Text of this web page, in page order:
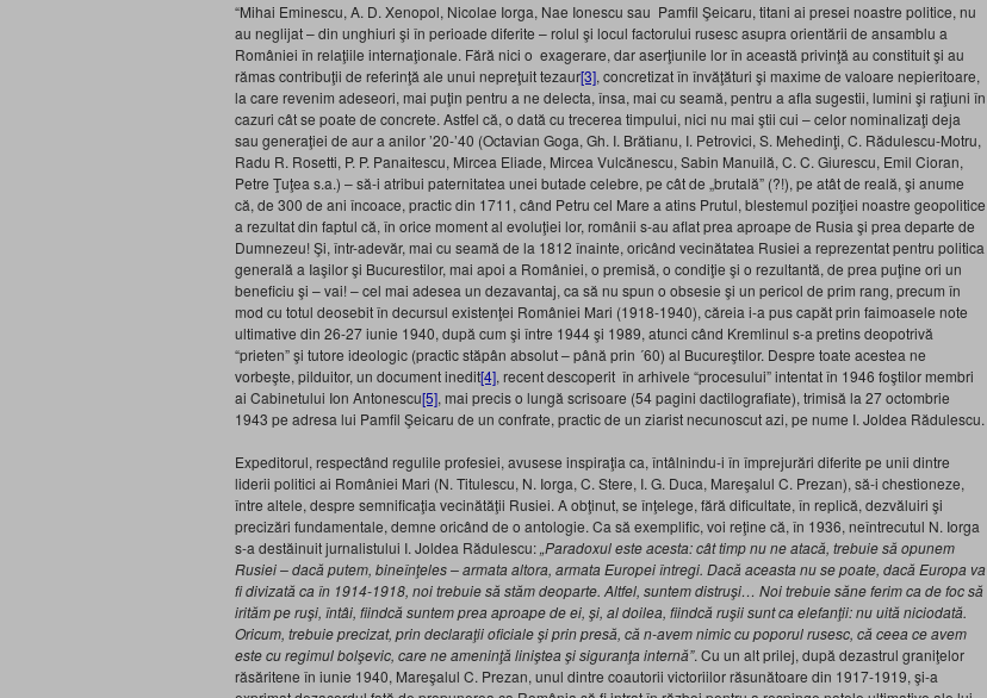
“Mihai Eminescu, A. D. Xenopol, Nicolae Iorga, Nae Ionescu sau Pamfil Şeicaru, titani ai presei noastre politice, nu
au neglijat – din unghiuri şi în perioade diferite – rolul şi locul factorului rusesc asupra orientării de ansamblu a
României în relaţiile internaţionale. Fără nici o exagerare, dar aserţiunile lor în această privinţă au constituit şi au
rămas contribuţii de referinţă ale unui nepreţuit tezaur[3], concretizat în învăţături şi maxime de valoare nepieritoare,
la care revenim adeseori, mai puţin pentru a ne delecta, însa, mai cu seamă, pentru a afla sugestii, lumini şi raţiuni în
cazuri cât se poate de concrete. Astfel că, o dată cu trecerea timpului, nici nu mai ştii cui – celor nominalizaţi deja
sau generaţiei de aur a anilor ’20-’40 (Octavian Goga, Gh. I. Brătianu, I. Petrovici, S. Mehedinţi, C. Rădulescu-Motru,
Radu R. Rosetti, P. P. Panaitescu, Mircea Eliade, Mircea Vulcănescu, Sabin Manuilă, C. C. Giurescu, Emil Cioran,
Petre Ţuţea s.a.) – să-i atribui paternitatea unei butade celebre, pe cât de „brutală” (?!), pe atât de reală, şi anume
că, de 300 de ani încoace, practic din 1711, când Petru cel Mare a atins Prutul, blestemul poziţiei noastre geopolitice
a rezultat din faptul că, în orice moment al evoluţiei lor, românii s-au aflat prea aproape de Rusia şi prea departe de
Dumnezeu! Şi, într-adevăr, mai cu seamă de la 1812 înainte, oricând vecinătatea Rusiei a reprezentat pentru politica
generală a Iaşilor şi Bucurestilor, mai apoi a României, o premisă, o condiţie şi o rezultantă, de prea puţine ori un
beneficiu şi – vai! – cel mai adesea un dezavantaj, ca să nu spun o obsesie şi un pericol de prim rang, precum în
mod cu totul deosebit în decursul existenţei României Mari (1918-1940), căreia i-a pus capăt prin faimoasele note
ultimative din 26-27 iunie 1940, după cum şi între 1944 şi 1989, atunci când Kremlinul s-a pretins deopotrivă
“prieten” şi tutore ideologic (practic stăpân absolut – până prin ´60) al Bucureştilor. Despre toate acestea ne
vorbeşte, pilduitor, un document inedit[4], recent descoperit în arhivele “procesului” intentat în 1946 foştilor membri
ai Cabinetului Ion Antonescu[5], mai precis o lungă scrisoare (54 pagini dactilografiate), trimisă la 27 octombrie
1943 pe adresa lui Pamfil Şeicaru de un confrate, practic de un ziarist necunoscut azi, pe nume I. Joldea Rădulescu.
Expeditorul, respectând regulile profesiei, avusese inspiraţia ca, întâlnindu-i în împrejurări diferite pe unii dintre
liderii politici ai României Mari (N. Titulescu, N. Iorga, C. Stere, I. G. Duca, Mareşalul C. Prezan), să-i chestioneze,
între altele, despre semnificaţia vecinătăţii Rusiei. A obţinut, se înţelege, fără dificultate, în replică, dezvăluiri şi
precizări fundamentale, demne oricând de o antologie. Ca să exemplific, voi reţine că, în 1936, neîntrecutul N. Iorga
s-a destăinuit jurnalistului I. Joldea Rădulescu:„Paradoxul este acesta: cât timp nu ne atacă, trebuie să opunem
Rusiei – dacă putem, bineînţeles – armata altora, armata Europei întregi. Dacă aceasta nu se poate, dacă Europa va
fi divizată ca în 1914-1918, noi trebuie să stăm deoparte. Altfel, suntem distruşi… Noi trebuie săne ferim ca de foc să
irităm pe ruşi, întâi, fiindcă suntem prea aproape de ei, şi, al doilea, fiindcă ruşii sunt ca elefanţii: nu uită niciodată.
Oricum, trebuie precizat, prin declaraţii oficiale şi prin presă, că n-avem nimic cu poporul rusesc, că ceea ce avem
este cu regimul bolşevic, care ne ameninţă liniştea şi siguranţa internă”. Cu un alt prilej, după dezastrul graniţelor
răsăritene în iunie 1940, Mareşalul C. Prezan, unul dintre coautorii victoriilor răsunătoare din 1917-1919, şi-a